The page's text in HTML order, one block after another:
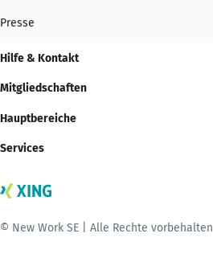
Presse
Hilfe & Kontakt
Mitgliedschaften
Hauptbereiche
Services
© New Work SE | Alle Rechte vorbehalten